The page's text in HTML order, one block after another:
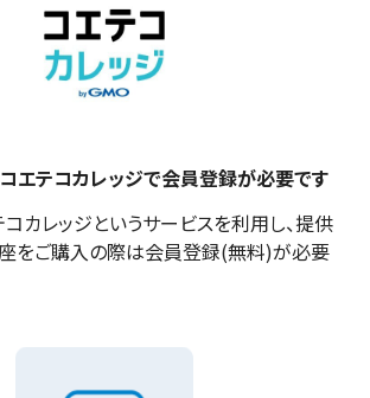
エテコカレッジで会員登録が必要です
カレッジというサービスを利用し、提供
座をご購入の際は会員登録(無料)が必要